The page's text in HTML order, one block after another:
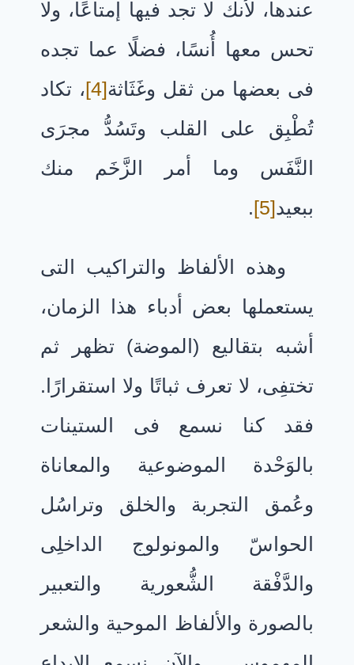
عندها، لأنك لا تجد فيها إمتاعًا، ولا
تحس معها أُنسًا، فضلًا عما تجده
فى بعضها من ثقل وغَثَاثة[4]
، تكاد
تُطْبِق على القلب وتَسُدُّ مجرَى
النَّفَس وما أمر الزَّخَم منك
ببعيد[5]
.
وهذه الألفاظ والتراكيب التى
يستعملها بعض أدباء هذا الزمان،
أشبه بتقاليع (الموضة) تظهر ثم
تختفِى، لا تعرف ثباتًا ولا استقرارًا.
فقد كنا نسمع فى الستينات
بالوَحْدة الموضوعية والمعاناة
وعُمق التجربة والخلق وتراسُل
الحواسّ والمونولوج الداخلِى
والدَّفْقة الشُّعورية والتعبير
بالصورة والألفاظ الموحية والشعر